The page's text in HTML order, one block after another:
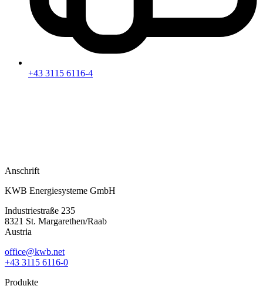
+43 3115 6116-4
Anschrift
KWB Energiesysteme GmbH
Industriestraße 235
8321 St. Margarethen/Raab
Austria
office@kwb.net
+43 3115 6116-0
Produkte